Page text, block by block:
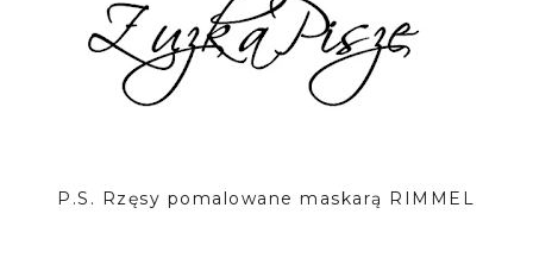
P.S. Rzęsy pomalowane maskarą RIMMEL